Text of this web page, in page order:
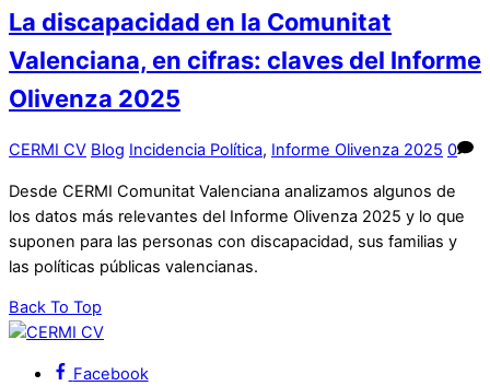
La discapacidad en la Comunitat
Valenciana, en cifras: claves del Informe
Olivenza 2025
CERMI CV Blog Incidencia Política, Informe Olivenza 2025 0
Desde CERMI Comunitat Valenciana analizamos algunos de
los datos más relevantes del Informe Olivenza 2025 y lo que
suponen para las personas con discapacidad, sus familias y
las políticas públicas valencianas.
Back To Top
Facebook